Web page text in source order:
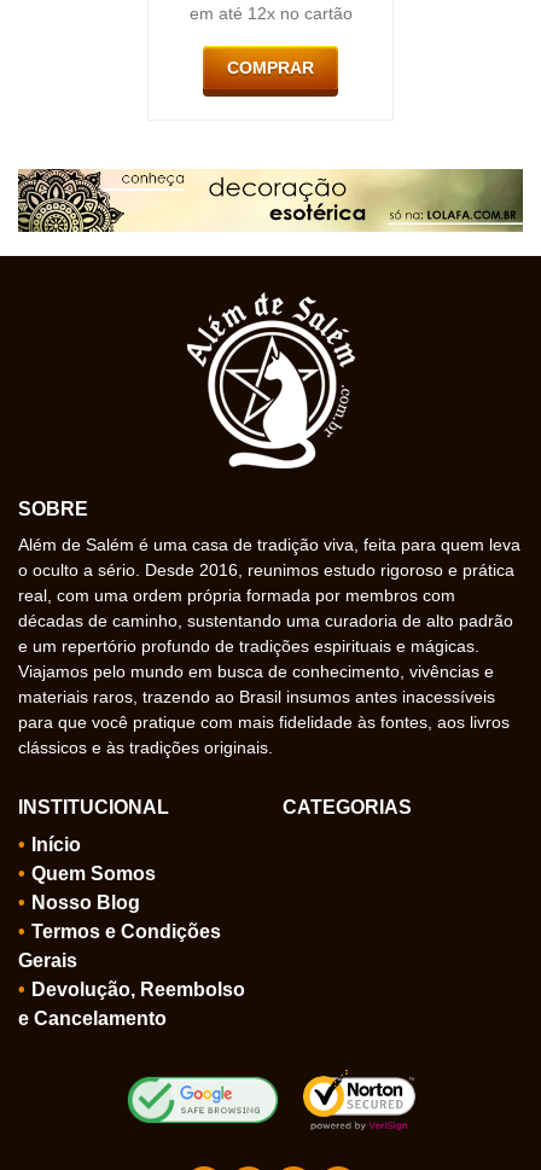
em até 12x no cartão
COMPRAR
SOBRE
Além de Salém é uma casa de tradição viva, feita para quem leva
o oculto a sério. Desde 2016, reunimos estudo rigoroso e prática
real, com uma ordem própria formada por membros com
décadas de caminho, sustentando uma curadoria de alto padrão
e um repertório profundo de tradições espirituais e mágicas.
Viajamos pelo mundo em busca de conhecimento, vivências e
materiais raros, trazendo ao Brasil insumos antes inacessíveis
para que você pratique com mais fidelidade às fontes, aos livros
clássicos e às tradições originais.
INSTITUCIONAL
Início
Quem Somos
Nosso Blog
Termos e Condições
Gerais
Devolução, Reembolso
e Cancelamento
CATEGORIAS